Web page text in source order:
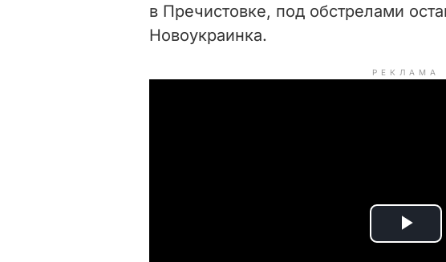
в Пречистовке, под обстрелами
Новоукраинка.
РЕКЛАМА
P